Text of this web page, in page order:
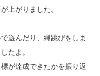
上がりました。
遊んだり、縄跳びをしま
たよ。
が達成できたかを振り返